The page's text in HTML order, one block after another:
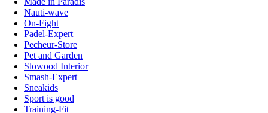
Nauti-wave
On-Fight
Padel-Expert
Pecheur-Store
Pet and Garden
Slowood Interior
Smash-Expert
Sneakids
Sport is good
Training-Fit